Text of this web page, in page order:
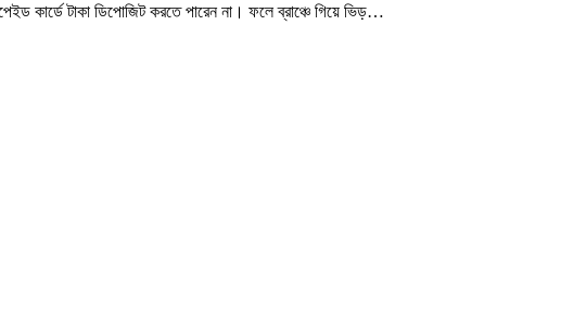
কার্ডে টাকা ডিপোজিট করতে পারেন না। ফলে ব্রাঞ্চে গিয়ে ভিড়…